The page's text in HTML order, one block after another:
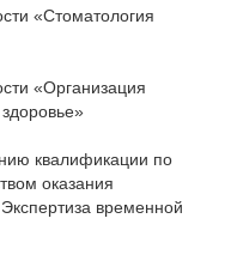
«Стоматология
«Организация
квалификации по
оказания
временной